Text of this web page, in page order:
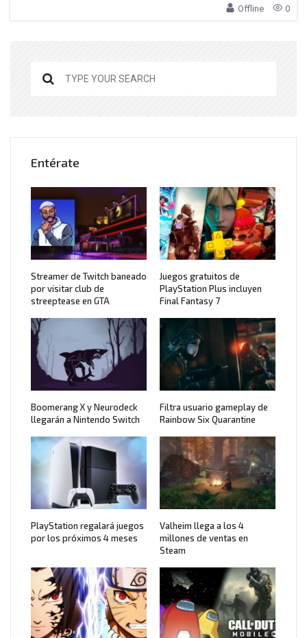
Offline 0
Entérate
Streamer de Twitch baneado
por visitar club de
streeptease en GTA
Juegos gratuitos de
PlayStation Plus incluyen
Final Fantasy 7
Boomerang X y Neurodeck
llegarán a Nintendo Switch
Filtra usuario gameplay de
Rainbow Six Quarantine
PlayStation regalará juegos
por los próximos 4 meses
Valheim llega a los 4
millones de ventas en
Steam